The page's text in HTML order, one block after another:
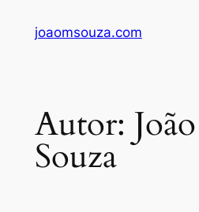
joaomsouza.com
Autor:
Souza